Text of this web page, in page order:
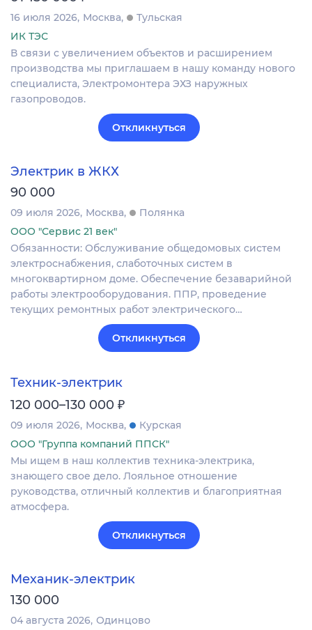
16 июля 2026 Москва
Тульская
ИК ТЭС
В связи с увеличением объектов и расширением
производства мы приглашаем в нашу команду нового
специалиста, Электромонтера ЭХЗ наружных
газопроводов.
Откликнуться
Электрик в ЖКХ
90 000
09 июля 2026 Москва
Полянка
ООО "Сервис 21 век"
Обязанности: Обслуживание общедомовых систем
электроснабжения, слаботочных систем в
многоквартирном доме. Обеспечение безаварийной
работы электрооборудования. ППР, проведение
текущих ремонтных работ электрического…
Откликнуться
Техник-электрик
120 000–130 000 ₽
09 июля 2026 Москва
Курская
ООО "Группа компаний ППСК"
Мы ищем в наш коллектив техника-электрика,
знающего свое дело. Лояльное отношение
руководства, отличный коллектив и благоприятная
атмосфера.
Откликнуться
Механик-электрик
130 000
04 августа 2026 Одинцово